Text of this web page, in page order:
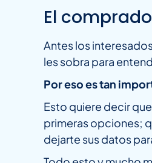
El
Antes los
les sobra para
Por eso es tan
Esto quiere decir
primeras opciones;
dejarte sus datos